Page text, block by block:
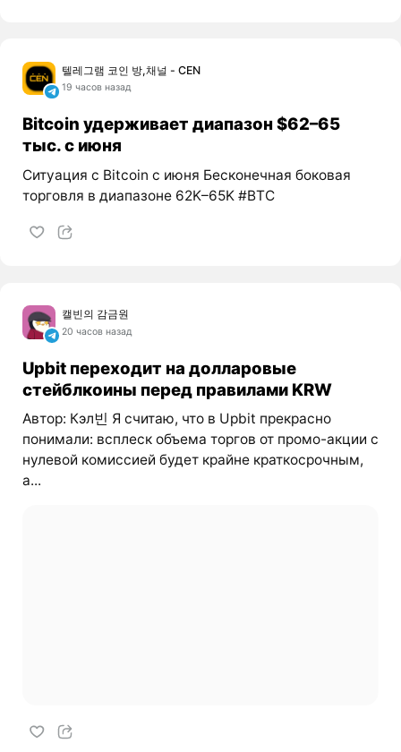
텔레그램 코인 방,채널 - CEN
19 часов назад
Bitcoin удерживает диапазон $62–65
тыс. с июня
Ситуация с Bitcoin с июня Бесконечная боковая
торговля в диапазоне 62K–65K #BTC
캘빈의 감금원
20 часов назад
Upbit переходит на долларовые
стейблкоины перед правилами KRW
Автор: Кэл빈 Я считаю, что в Upbit прекрасно
понимали: всплеск объема торгов от промо-акции с
нулевой комиссией будет крайне краткосрочным,
а...